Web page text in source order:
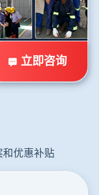
立即咨询
优惠补贴